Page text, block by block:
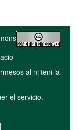
al ni teni la
el servicio.